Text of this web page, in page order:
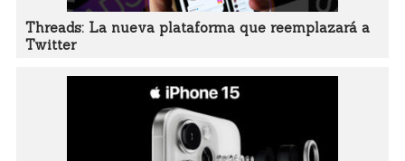
Threads: La nueva plataforma que reemplazará a
Twitter